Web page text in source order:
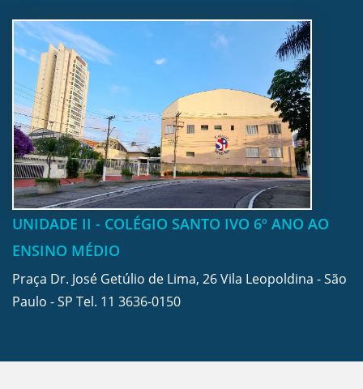
UNIDADE II - COLÉGIO SANTO IVO 6º ANO AO
ENSINO MÉDIO
Praça Dr. José Getúlio de Lima, 26 Vila Leopoldina - São
Paulo - SP Tel. 11 3636-0150